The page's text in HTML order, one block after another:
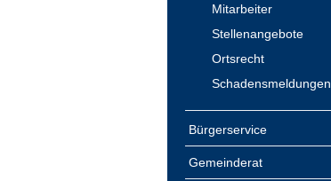
Mitarbeiter
Stellenangebote
Ortsrecht
Schadensmeldungen
Bürgerservice
Gemeinderat